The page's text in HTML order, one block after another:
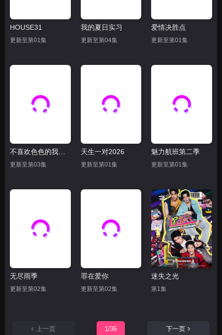
HOUSE31
更新至第01集
我的夏日实习
更新至第04集
爱情决胜点
更新至第01集
更新至第03集
天生一对2026
更新至第01集
魅力航班第二季
更新至第01集
无尽雨季
更新至第02集
罪在爱你
更新至第02集
迷失之光
第1集
上一页 1/36 下一页